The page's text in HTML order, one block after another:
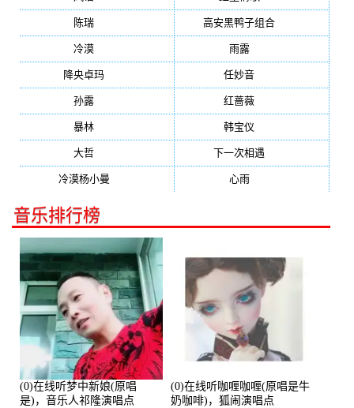
陈瑞 高安黑鸭子组合
冷漠 雨露(350)
降央卓玛 任妙音
孙露 红蔷薇
暴林 韩宝仪
大哲 下一次相遇
冷漠杨小曼 心雨(232)
音乐排行榜
(0)在线听梦中新娘(原唱
是)，音乐人祁隆演唱点
(0)在线听咖喱咖喱(原唱是牛
奶咖啡)，狐闹演唱点